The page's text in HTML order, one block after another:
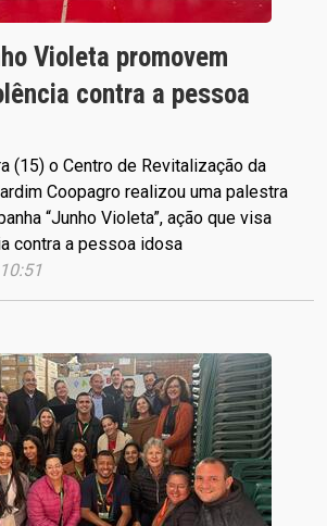
Violeta promovem
contra a pessoa
(15) o Centro de Revitalização da
Coopagro realizou uma palestra
“Junho Violeta”, ação que visa
contra a pessoa idosa